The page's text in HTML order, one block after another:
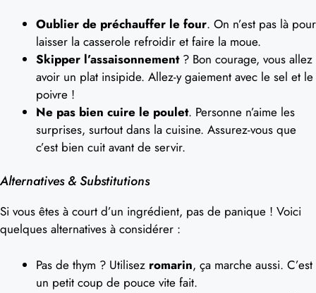
Oublier de préchauffer le four. On n’est pas là pour
laisser la casserole refroidir et faire la moue.
Skipper l’assaisonnement? Bon courage, vous allez
avoir un plat insipide. Allez-y gaiement avec le sel et le
poivre !
Ne pas bien cuire le poulet. Personne n’aime les
surprises, surtout dans la cuisine. Assurez-vous que
c’est bien cuit avant de servir.
Alternatives & Substitutions
Si vous êtes à court d’un ingrédient, pas de panique ! Voici
quelques alternatives à considérer :
Pas de thym ? Utilisez romarin, ça marche aussi. C’est
un petit coup de pouce vite fait.